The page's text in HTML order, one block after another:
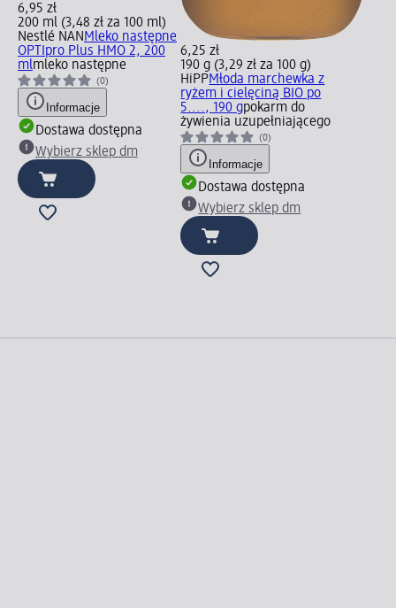
6,95 zł
200 ml (3,48 zł za 100 ml)
Nestlé NAN Mleko następne
OPTIpro Plus HMO 2, 200
mlmleko następne
(0)
Informacje
Dostawa dostępna
Wybierz sklep dm
6,25 zł
190 g (3,29 zł za 100 g)
HiPPMłoda marchewka z
ryżem i cielęciną BIO po
5...., 190 gpokarm do
żywienia uzupełniającego
(0)
Informacje
Dostawa dostępna
Wybierz sklep dm